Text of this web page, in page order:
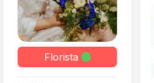
Florista